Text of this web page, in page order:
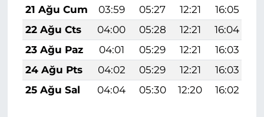
21 Ağu Cum 03:59 05:27 12:21 16:05
22 Ağu Cts
04:00 05:28 12:21 16:04
23 Ağu Paz
04:01 05:29 12:21 16:03
24 Ağu Pts
04:02 05:29 12:21 16:03
25 Ağu Sal
04:04 05:30 12:20 16:02